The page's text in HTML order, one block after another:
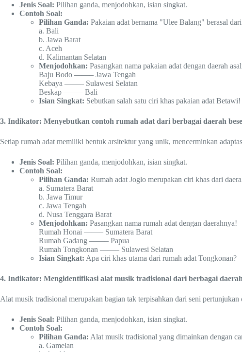
Jenis Soal: Pilihan ganda, menjodohkan, isian singkat.
Contoh Soal:
Pilihan Ganda: Pakaian adat bernama "Ulee Balang" berasal
a. Bali
b. Jawa Barat
c. Aceh
d. Kalimantan Selatan
Menjodohkan: Pasangkan nama pakaian adat dengan daerah
Baju Bodo ——– Jawa Tengah
Kebaya ——– Sulawesi Selatan
Beskap ——– Bali
Isian Singkat: Sebutkan salah satu ciri khas pakaian adat Betawi!
3. Indikator: Menyebutkan contoh rumah adat dari berbagai daerah
Setiap rumah adat memiliki bentuk arsitektur yang unik, mencerminkan
Jenis Soal: Pilihan ganda, menjodohkan, isian singkat.
Contoh Soal:
Pilihan Ganda: Rumah adat Joglo merupakan ciri khas dari
a. Sumatera Barat
b. Jawa Timur
c. Jawa Tengah
d. Nusa Tenggara Barat
Menjodohkan: Pasangkan nama rumah adat dengan daerahnya!
Rumah Honai ——– Sumatera Barat
Rumah Gadang ——– Papua
Rumah Tongkonan ——– Sulawesi Selatan
Isian Singkat: Apa ciri khas utama dari rumah adat Tongkonan?
4. Indikator: Mengidentifikasi alat musik tradisional dari berbagai
Alat musik tradisional merupakan bagian tak terpisahkan dari seni pertunjukan
Jenis Soal: Pilihan ganda, menjodohkan, isian singkat.
Contoh Soal:
Pilihan Ganda: Alat musik tradisional yang dimainkan dengan
a. Gamelan